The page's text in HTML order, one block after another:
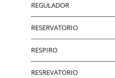
REGULADOR
RESERVATORIO
RESPIRO
RESREVATORIO